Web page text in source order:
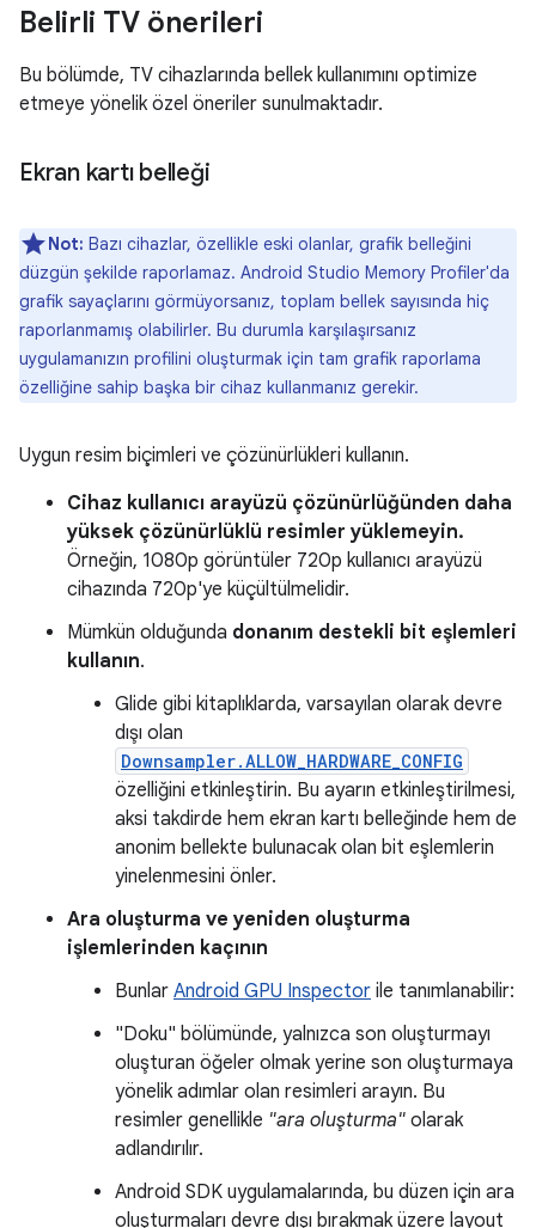
Belirli TV önerileri
Bu bölümde, TV cihazlarında bellek kullanımını optimize
etmeye yönelik özel öneriler sunulmaktadır.
Ekran kartı belleği
Not: Bazı cihazlar, özellikle eski olanlar, grafik belleğini
düzgün şekilde raporlamaz. Android Studio Memory Profiler'da
grafik sayaçlarını görmüyorsanız, toplam bellek sayısında hiç
raporlanmamış olabilirler. Bu durumla karşılaşırsanız
uygulamanızın profilini oluşturmak için tam grafik raporlama
özelliğine sahip başka bir cihaz kullanmanız gerekir.
Uygun resim biçimleri ve çözünürlükleri kullanın.
Cihaz kullanıcı arayüzü çözünürlüğünden daha
yüksek çözünürlüklü resimler yüklemeyin.
Örneğin, 1080p görüntüler 720p kullanıcı arayüzü
cihazında 720p'ye küçültülmelidir.
Mümkün olduğunda donanım destekli bit eşlemleri
kullanın.
Glide gibi kitaplıklarda, varsayılan olarak devre
dışı olan
Downsampler.ALLOW_HARDWARE_CONFIG
özelliğini etkinleştirin. Bu ayarın etkinleştirilmesi,
aksi takdirde hem ekran kartı belleğinde hem de
anonim bellekte bulunacak olan bit eşlemlerin
yinelenmesini önler.
Ara oluşturma ve yeniden oluşturma
işlemlerinden kaçının
Bunlar Android GPU Inspector ile tanımlanabilir:
"Doku" bölümünde, yalnızca son oluşturmayı
oluşturan öğeler olmak yerine son oluşturmaya
yönelik adımlar olan resimleri arayın. Bu
resimler genellikle "ara oluşturma" olarak
adlandırılır.
Android SDK uygulamalarında, bu düzen için ara
oluşturmaları devre dışı bırakmak üzere layout